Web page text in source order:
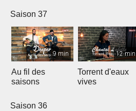
Saison 37
9 min
Au fil des
saisons
12 min
Torrent d'eaux
vives
Saison 36